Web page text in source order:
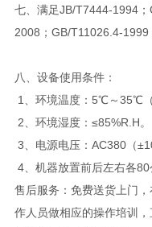
七、满足JB/T7444-1994
2008；GB/T11026.4-1999
八、设备使用条件：
1、环境温度：5℃～35℃
2、环境湿度：≤85%R.H。
3、电源电压：AC380（
4、机器放置前后左右各80
售后服务：免费送货上门
作人员做相应的操作培训